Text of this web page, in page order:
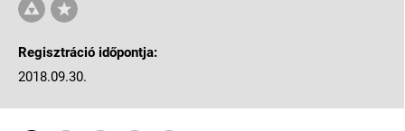
Regisztráció időpontja:
2018.09.30.